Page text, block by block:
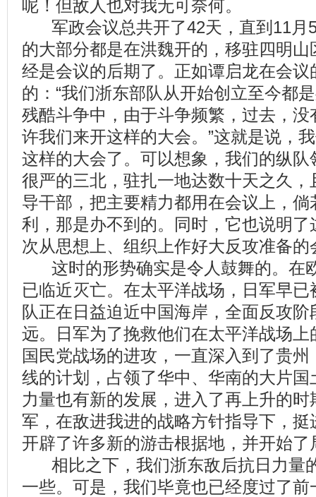
呢！但敌人也对我无可奈何。
军政会议总共开了42天，直到11月
的大部分都是在洪魏开的，移驻四明
经是会议的后期了。正如谭启龙在会议
的：“我们浙东部队从开始创立至今都
残酷斗争中，由于斗争频繁，过去，
许我们来开这样的大会。”这就是说，
这样的大会了。可以想象，我们的纵
很严的三北，驻扎一地达数十天之久
导干部，把主要精力都用在会议上，
利，那是办不到的。同时，它也说明
次从思想上、组织上作好大反攻准备的
这时的形势确实是令人鼓舞的。在
已临近灭亡。在太平洋战场，日军早
队正在日益迫近中国海岸，全面反攻
远。日军为了挽救他们在太平洋战场
国民党战场的进攻，一直深入到了贵
线的计划，占领了华中、华南的大片
力量也有新的发展，进入了再上升的
军，在敌进我进的战略方针指导下，
开辟了许多新的游击根据地，并开始了
相比之下，我们浙东敌后抗日力量
一些。可是，我们毕竟也已经度过了